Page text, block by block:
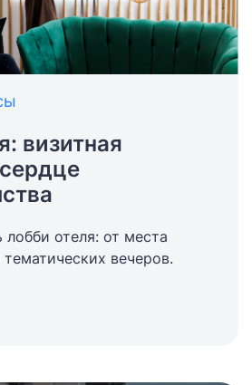
визитная
лобби отеля: от места
вечеров.